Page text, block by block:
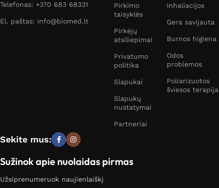
Telefonas: +370 683 68331
El. paštas: info@biomed.lt
Pirkimo
taisyklės
Pirkėjų
atsiliepimai
Privatumo
politika
Slapukai
Slapukų
nustatymai
Partneriai
Inhaliacijos
Gera savijauta
Burnos higiena
Odos
problemos
Poliarizuotos
šviesos terapija
Sekite mus:
Sužinok apie nuolaidas pirmas
Užsiprenumeruok naujienlaiškį